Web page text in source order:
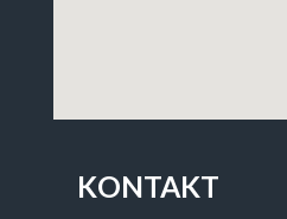
KONTAKT